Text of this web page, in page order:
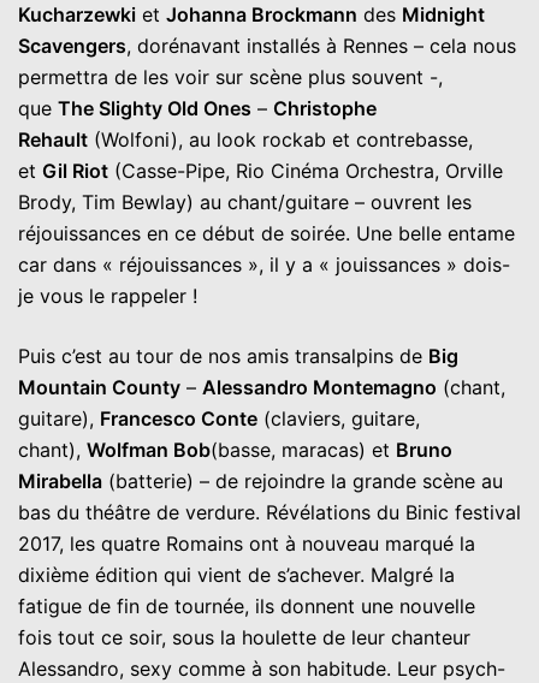
Kucharzewki et Johanna Brockmann des Midnight
Scavengers, dorénavant installés à Rennes – cela nous
permettra de les voir sur scène plus souvent -,
que The Slighty Old Ones – Christophe
Rehault (Wolfoni), au look rockab et contrebasse,
et Gil Riot (Casse-Pipe, Rio Cinéma Orchestra, Orville
Brody, Tim Bewlay) au chant/guitare – ouvrent les
réjouissances en ce début de soirée. Une belle entame
car dans « réjouissances », il y a « jouissances » dois-
je vous le rappeler !
Puis c’est au tour de nos amis transalpins de Big
Mountain County – Alessandro Montemagno (chant,
guitare), Francesco Conte (claviers, guitare,
chant), Wolfman Bob(basse, maracas) et Bruno
Mirabella (batterie) – de rejoindre la grande scène au
bas du théâtre de verdure. Révélations du Binic festival
2017, les quatre Romains ont à nouveau marqué la
dixième édition qui vient de s’achever. Malgré la
fatigue de fin de tournée, ils donnent une nouvelle
fois tout ce soir, sous la houlette de leur chanteur
Alessandro, sexy comme à son habitude. Leur psych-